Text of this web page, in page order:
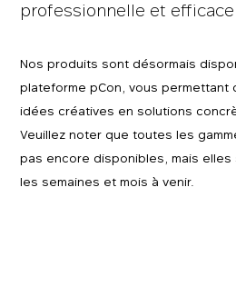
professionnelle et efficace.
Nos produits sont désormais
plateforme pCon, vous permettant
idées créatives en solutions
Veuillez noter que toutes les
pas encore disponibles, mais
les semaines et mois à venir.